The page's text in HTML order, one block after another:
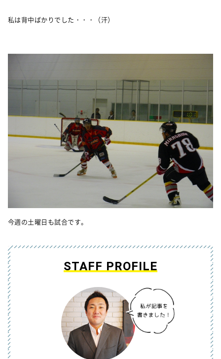
私は背中ばかりでした・・・（汗）
今週の土曜日も試合です。
STAFF PROFILE